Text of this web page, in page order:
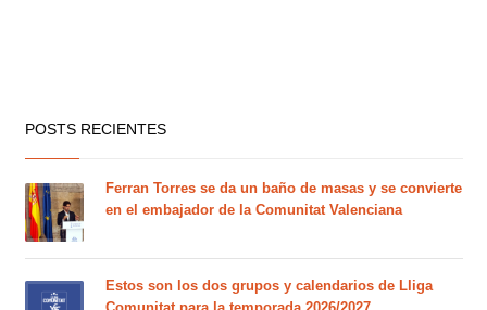
POSTS RECIENTES
Ferran Torres se da un baño de masas y se convierte
en el embajador de la Comunitat Valenciana
Estos son los dos grupos y calendarios de Lliga
Comunitat para la temporada 2026/2027